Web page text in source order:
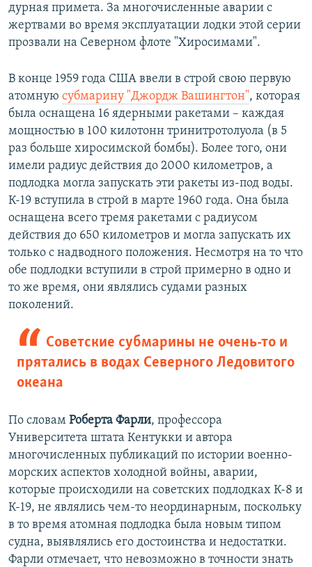
дурная примета. За многочисленные аварии с
жертвами во время эксплуатации лодки этой серии
прозвали на Северном флоте "Хиросимами".
В конце 1959 года США ввели в строй свою первую
атомную субмарину "Джордж Вашингтон", которая
была оснащена 16 ядерными ракетами – каждая
мощностью в 100 килотонн тринитротолуола (в 5
раз больше хиросимской бомбы). Более того, они
имели радиус действия до 2000 километров, а
подлодка могла запускать эти ракеты из-под воды.
К-19 вступила в строй в марте 1960 года. Она была
оснащена всего тремя ракетами с радиусом
действия до 650 километров и могла запускать их
только с надводного положения. Несмотря на то что
обе подлодки вступили в строй примерно в одно и
то же время, они являлись судами разных
поколений.
Советские субмарины не очень-то и
прятались в водах Северного Ледовитого
океана
По словам Роберта Фарли, профессора
Университета штата Кентукки и автора
многочисленных публикаций по истории военно-
морских аспектов холодной войны, аварии,
которые происходили на советских подлодках К-8 и
К-19, не являлись чем-то неординарным, поскольку
в то время атомная подлодка была новым типом
судна, выявлялись его достоинства и недостатки.
Фарли отмечает, что невозможно в точности знать